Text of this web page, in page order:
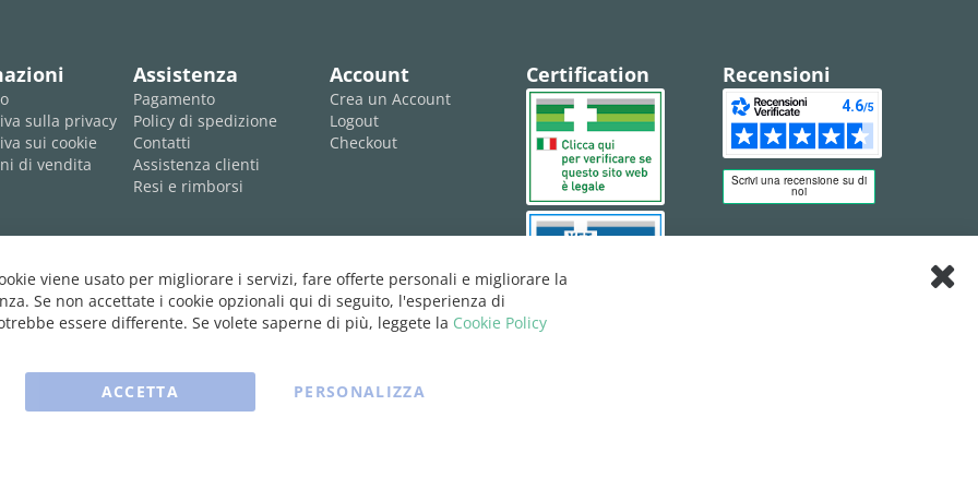
sulla privacy
sui cookie
di vendita
Assistenza
Pagamento
Policy di spedizione
Contatti
Assistenza clienti
Resi e rimborsi
Account
Crea un Account
Logout
Checkout
Certification Recensioni
viene usato per migliorare i servizi, fare offerte personali e migliorare la
Se non accettate i cookie opzionali qui di seguito, l'esperienza di
essere differente. Se volete saperne di più, leggete la Cookie Policy
ACCETTA PERSONALIZZA